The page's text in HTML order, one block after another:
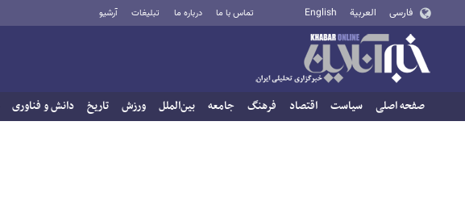
فارسی العربية English تماس با ما درباره ما تبلیغات آرشیو
صفحه اصلی سیاست اقتصاد فرهنگ جامعه بین‌الملل ورزش تاریخ دانش و فناوری